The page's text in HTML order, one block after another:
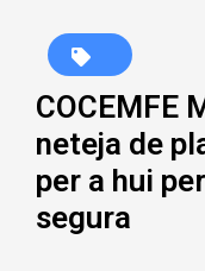
COCEMFE
neteja de
per a hui
segura